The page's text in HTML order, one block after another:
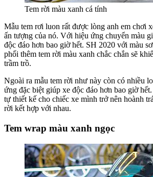
Tem rời màu xanh cá tính
Mẫu tem rơi luon rất được lòng anh em chơi
ấn tượng của nó. Với hiệu ứng chuyển màu
độc đáo hơn bao giờ hết. SH 2020 với màu
phối thêm tem rời màu xanh chắc chắn sẽ
trầm trồ.
Ngoài ra mẫu tem rời như này còn có nhiều
ứng đặc biệt giúp xe độc đáo hơn bao giờ
tự thiết kế cho chiếc xe mình trở nên hoành
rời kết hợp với nhau.
Tem wrap màu xanh ngọc